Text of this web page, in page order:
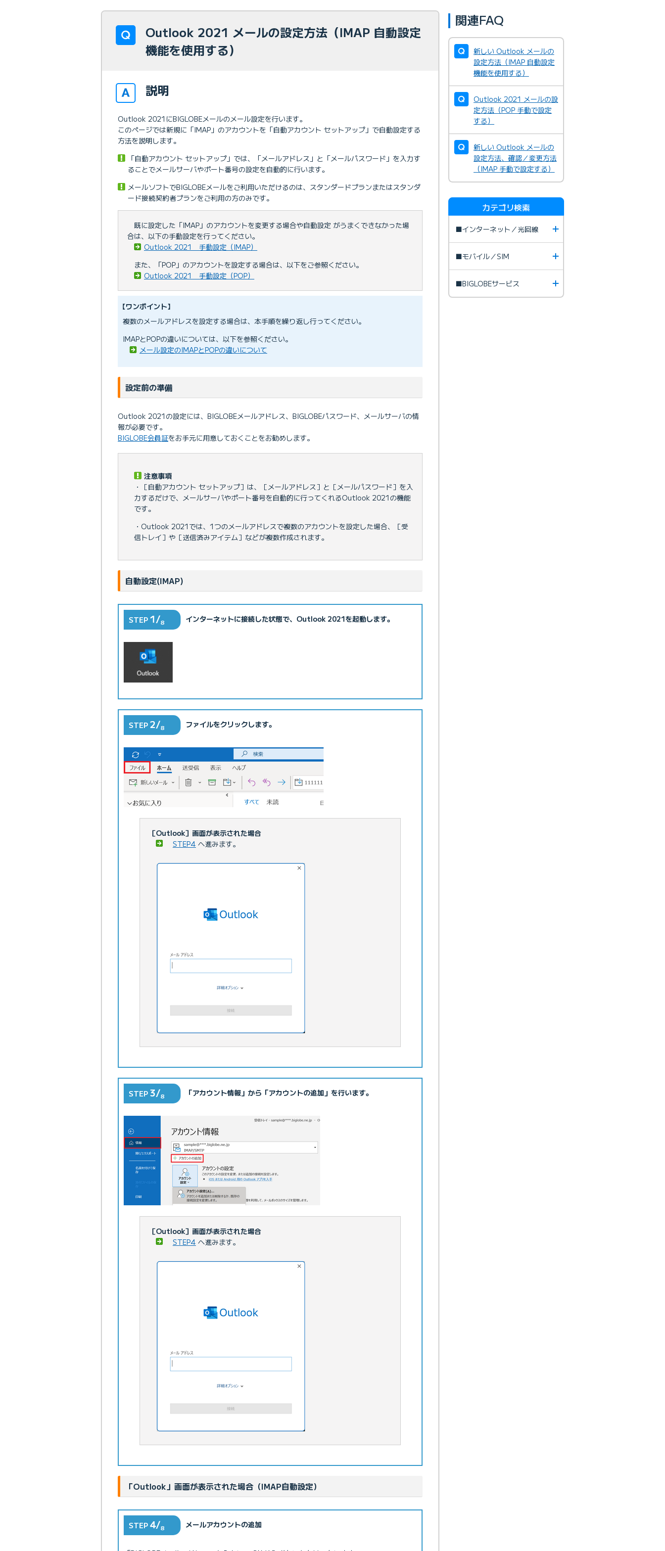
Outlook 2021 メールの設定方法（IMAP 自動設定
機能を使用する）
説明
Outlook 2021にBIGLOBEメールのメール設定を行います。
このページでは新規に「IMAP」のアカウントを「自動アカウント セットアップ」で自動設定する
方法を説明します。
「自動アカウント セットアップ」では、「メールアドレス」と「メールパスワード」を入力す
ることでメールサーバやポート番号の設定を自動的に行います。
メールソフトでBIGLOBEメールをご利用いただけるのは、スタンダードプランまたはスタンダ
ード接続契約者プランをご利用の方のみです。
既に設定した「IMAP」のアカウントを変更する場合や自動設定 がうまくできなかった場
合は、以下の手動設定を行ってください。
Outlook 2021 手動設定（IMAP）
また、「POP」のアカウントを設定する場合は、以下をご参照ください。
Outlook 2021 手動設定（POP）
【ワンポイント】
複数のメールアドレスを設定する場合は、本手順を繰り返し行ってください。
IMAPとPOPの違いについては、以下を参照ください。
メール設定のIMAPとPOPの違いについて
設定前の準備
Outlook 2021の設定には、BIGLOBEメールアドレス、BIGLOBEパスワード、メールサーバの情
報が必要です。
BIGLOBE会員証をお手元に用意しておくことをお勧めします。
注意事項
・［自動アカウント セットアップ］は、［メールアドレス］と［メールパスワード］を入
力するだけで、メールサーバやポート番号を自動的に行ってくれるOutlook 2021の機能
です。
・Outlook 2021では、1つのメールアドレスで複数のアカウントを設定した場合、［受
信トレイ］や［送信済みアイテム］などが複数作成されます。
自動設定(IMAP)
STEP 1/8 インターネットに接続した状態で、Outlook 2021を起動します。
STEP 2/8 ファイルをクリックします。
［Outlook］画面が表示された場合
STEP4 へ進みます。
STEP 3/8 「アカウント情報」から「アカウントの追加」を行います。
［Outlook］画面が表示された場合
STEP4 へ進みます。
「Outlook」画面が表示された場合（IMAP自動設定）
STEP 4/8 メールアカウントの追加
関連FAQ
新しい Outlook メールの
設定方法（IMAP 自動設定
機能を使用する）
Outlook 2021 メールの設
定方法（POP 手動で設定
する）
新しい Outlook メールの
設定方法、確認／変更方法
（IMAP 手動で設定する）
カテゴリ検索
■インターネット／光回線
■モバイル／SIM
■BIGLOBEサービス